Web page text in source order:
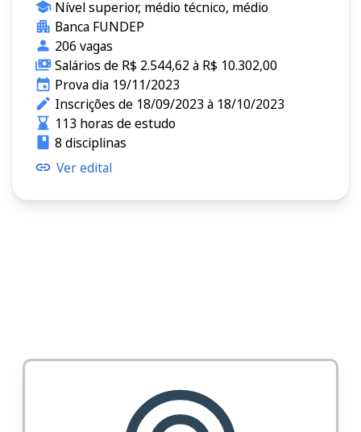
Nível superior, médio técnico, médio
Banca FUNDEP
206 vagas
Salários de R$ 2.544,62 à R$ 10.302,00
Prova dia 19/11/2023
Inscrições de 18/09/2023 à 18/10/2023
113 horas de estudo
8 disciplinas
Ver edital